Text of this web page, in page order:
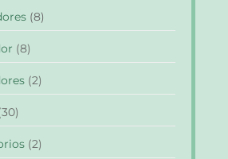
(8)
(8)
(2)
(2)